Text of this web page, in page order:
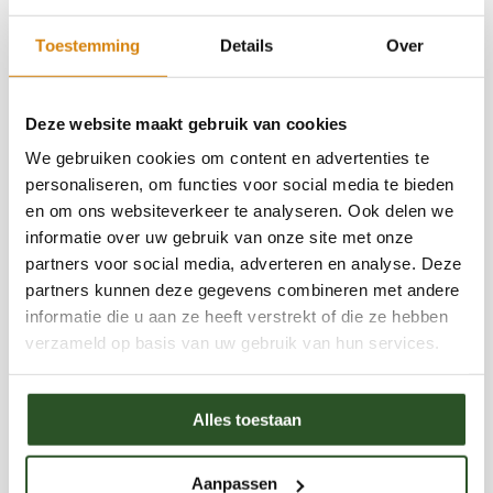
Toestemming Details Over
Deze website maakt gebruik van cookies
We gebruiken cookies om content en advertenties te
personaliseren, om functies voor social media te bieden
en om ons websiteverkeer te analyseren. Ook delen we
informatie over uw gebruik van onze site met onze
partners voor social media, adverteren en analyse. Deze
partners kunnen deze gegevens combineren met andere
informatie die u aan ze heeft verstrekt of die ze hebben
verzameld op basis van uw gebruik van hun services.
Alles toestaan
Aanpassen
plantenbiotechnologie en groenbeheer
combineert Jaap praktische natuurkennis met
organisatieontwikkeling. Eerder vervulde hij
leidinggevende functies binnen de groensector,
plantenveredeling en laboratoriumonderzoek,
waarbij natuurbeheer, biodiversiteit en duurzame
ontwikkeling centraal stonden.Als auteur deelt
Jaap toegankelijke en inhoudelijke kennis over
wilde bijen, hommels, biodiversiteit,
natuurinclusief tuinieren en het belang van
bestuivers voor onze voedselvoorziening en
ecosystemen. Daarnaast verzorgt hij regelmatig
Bekijk ook
neonicotinoïden een doorbraak of
Reacties
Categorieën
Opinie